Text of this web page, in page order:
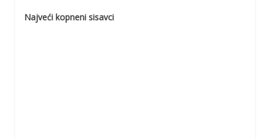
Najveći kopneni sisavci